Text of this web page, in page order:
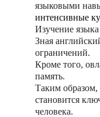
языковыми
интенсивные
Изучение языка
Зная
ограничений.
Кроме того,
память.
Таким образом,
становится
человека.